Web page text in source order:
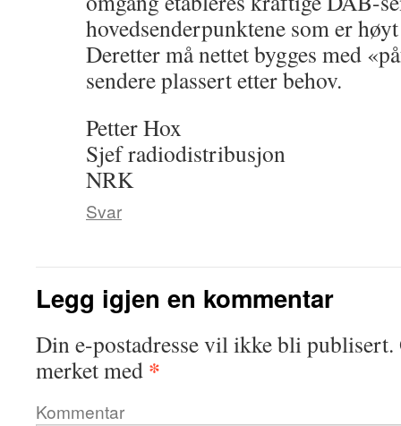
hovedsenderpunktene som er
Deretter må nettet bygges med
sendere plassert etter behov.
Petter Hox
Sjef radiodistribusjon
NRK
Svar
Legg igjen en kommentar
Din e-postadresse vil ikke bli publisert.
merket med *
Kommentar